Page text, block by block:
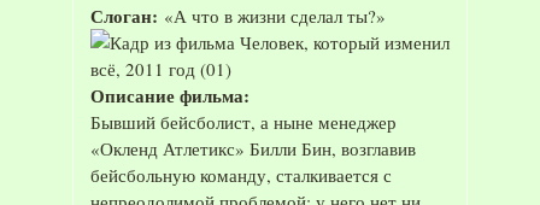
Слоган: «А что в жизни сделал ты?»
Описание фильма:
Бывший бейсболист, а ныне менеджер
«Окленд Атлетикс» Билли Бин, возглавив
бейсбольную команду, сталкивается с